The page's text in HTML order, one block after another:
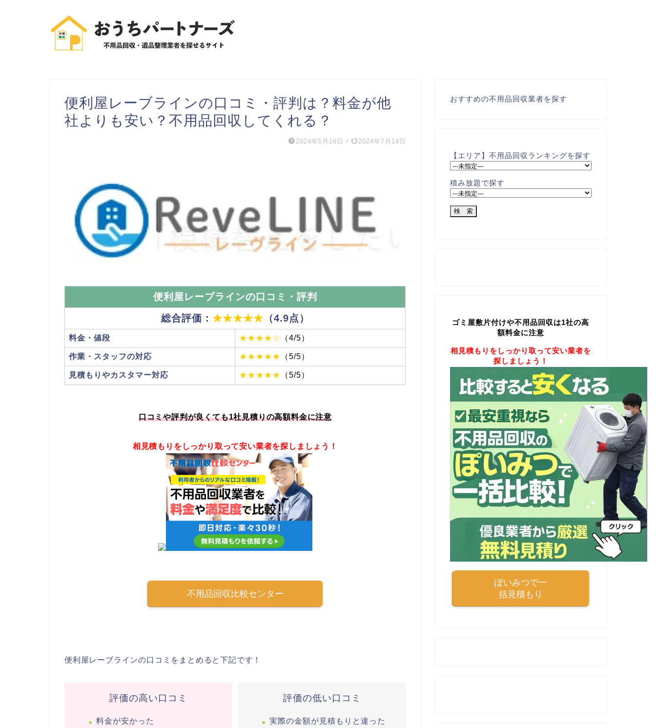
便利屋レーブラインの口コミ・評判は？料金が他
社よりも安い？不用品回収してくれる？
2024年5月16日 / 2024年7月14日
便利屋レーブラインの口コミ・ 評判
総合評価： ★★★★★ （4.9点）
料金・値段 ★★★★☆ （4/5）
作業・スタッフの対応 ★★★★★ （5/5）
見積もりやカスタマー対応 ★★★★★ （5/5）
口コミや評判が良くても1社見積りの高額料金に注意
相見積もりをしっかり取って安い業者を探しましょう！
不用品回収比較センター
便利屋レーブラインの口コミをまとめると下記です！
評価の高い口コミ
料金が安かった
評価の低い口コミ
実際の金額が見積もりと違った
おすすめの不用品回収業者を探す
【エリア】不用品回収ランキングを探す
積み放題で探す
ゴミ屋敷片付けや不用品回収は1社の高
額料金に注意
相見積もりをしっかり取って安い業者を
探しましょう！
ぽいみつで一
括見積もり